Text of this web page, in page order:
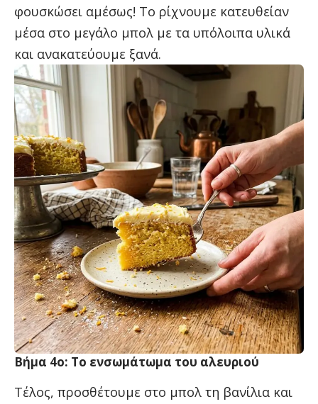
φουσκώσει αμέσως! Το ρίχνουμε κατευθείαν
μέσα στο μεγάλο μπολ με τα υπόλοιπα υλικά
και ανακατεύουμε ξανά.
Βήμα 4ο: Το ενσωμάτωμα του αλευριού
Τέλος, προσθέτουμε στο μπολ τη βανίλια και